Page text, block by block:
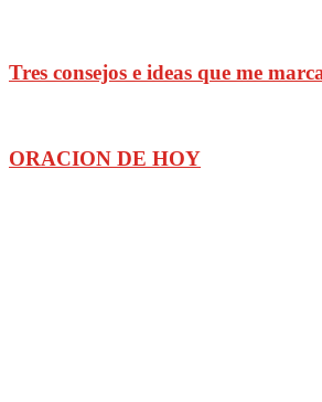
Tres consejos e ideas que me
ORACION DE HOY